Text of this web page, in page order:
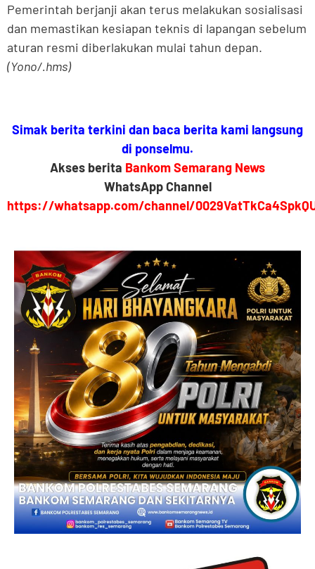
Pemerintah berjanji akan terus melakukan sosialisasi
dan memastikan kesiapan teknis di lapangan sebelum
aturan resmi diberlakukan mulai tahun depan.
(Yono/.hms)
Simak berita terkini dan baca berita kami langsung
di ponselmu.
Akses berita Bankom Semarang News
WhatsApp Channel
https://whatsapp.com/channel/